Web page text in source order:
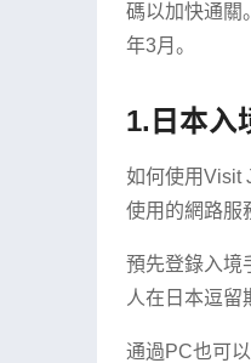
碼以加快通關
年3月。
1.日本入
如何使用Visit
使用的網路服
預先登錄入境
人在日本逗留
通過PC也可